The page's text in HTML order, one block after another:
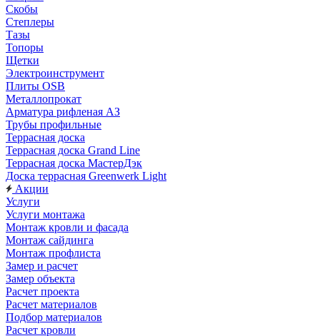
Скобы
Степлеры
Тазы
Топоры
Щетки
Электроинструмент
Плиты OSB
Металлопрокат
Арматура рифленая АЗ
Трубы профильные
Террасная доска
Террасная доска Grand Line
Террасная доска МастерДэк
Доска террасная Greenwerk Light
Акции
Услуги
Услуги монтажа
Монтаж кровли и фасада
Монтаж сайдинга
Монтаж профлиста
Замер и расчет
Замер объекта
Расчет проекта
Расчет материалов
Подбор материалов
Расчет кровли